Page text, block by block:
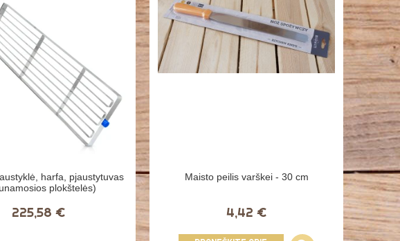
harfa, pjaustytuvas
plokštelės)
225,58 €
Maisto peilis varškei - 30 cm
4,42 €